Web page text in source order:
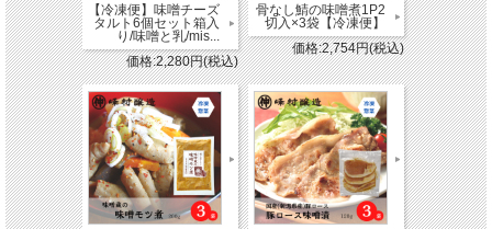
【冷凍便】味噌チーズ
タルト6個セット箱入
り/味噌と乳/mis...
価格:2,280円(税込)
骨なし鯖の味噌煮1P2
切入×3袋【冷凍便】
価格:2,754円(税込)